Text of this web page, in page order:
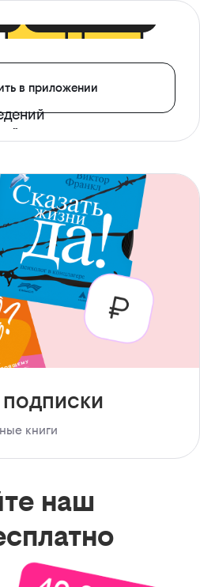
в приложении
книги
наш